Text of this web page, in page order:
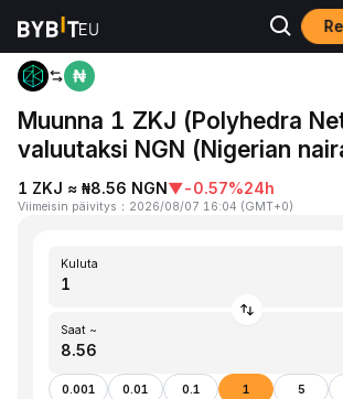
Koti ZKJ to NGN
Muunna 1 ZKJ (Polyhedra
valuutaksi NGN (Nigerian
1 ZKJ ≈ ₦8.56 NGN▼-0.57%24h
Viimeisin päivitys ： 2026/08/07 16:04 (GMT+0)
Kuluta
Saat ~
0.001 0.01 0.1 1 5